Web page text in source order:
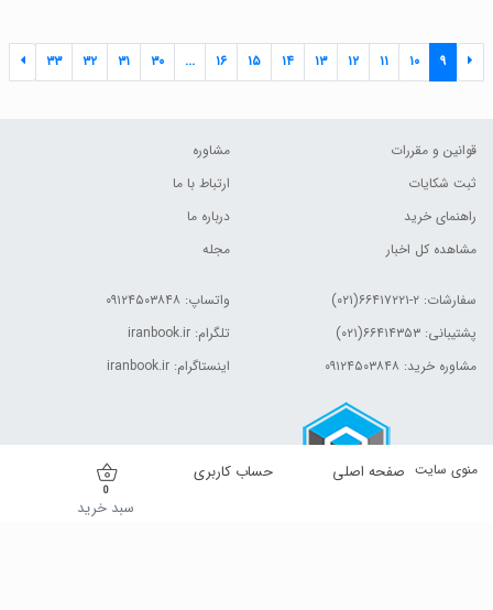
صفحه اصلی منوی سایت حساب کاربری
0
سبد خرید
۹ ۱۰ ۱۱ ۱۲ ۱۳ ۱۴ ۱۵ ۱۶ ... ۳۰ ۳۱ ۳۲ ۳۳
قوانین و مقررات
ثبت شکایات
راهنمای خرید
مشاهده کل اخبار
مشاوره
ارتباط با ما
درباره ما
مجله
سفارشات: ۲-۶۶۴۱۷۲۲۱(۰۲۱)
پشتیبانی: ۶۶۴۱۴۳۵۳(۰۲۱)
مشاوره خرید: ۰۹۱۲۴۵۰۳۸۴۸
واتساپ: ۰۹۱۲۴۵۰۳۸۴۸
تلگرام: iranbook.ir
اینستاگرام: iranbook.ir